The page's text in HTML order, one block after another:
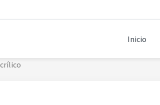
Inicio